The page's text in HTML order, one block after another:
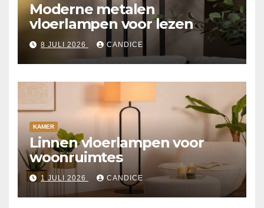
Moderne metalen
vloerlampen voor lezen
8 JULI 2026 CANDICE
KAMER
Linnen vloerlampen voor
woonruimtes
1 JULI 2026 CANDICE